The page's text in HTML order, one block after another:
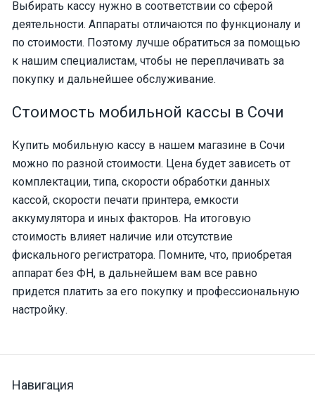
Выбирать кассу нужно в соответствии со сферой
деятельности. Аппараты отличаются по функционалу и
по стоимости. Поэтому лучше обратиться за помощью
к нашим специалистам, чтобы не переплачивать за
покупку и дальнейшее обслуживание.
Стоимость мобильной кассы в Сочи
Купить мобильную кассу в нашем магазине в Сочи
можно по разной стоимости. Цена будет зависеть от
комплектации, типа, скорости обработки данных
кассой, скорости печати принтера, емкости
аккумулятора и иных факторов. На итоговую
стоимость влияет наличие или отсутствие
фискального регистратора. Помните, что, приобретая
аппарат без ФН, в дальнейшем вам все равно
придется платить за его покупку и профессиональную
настройку.
Навигация